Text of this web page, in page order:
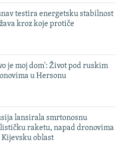
testira energetsku stabilnost
kroz koje protiče
je moj dom': Život pod ruskim
u Hersonu
lansirala smrtonosnu
raketu, napad dronovima
Kijevsku oblast